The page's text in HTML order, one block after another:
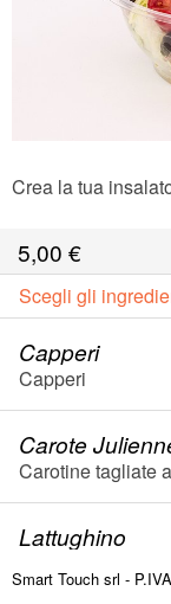
Crea la tua
5,00 €
Scegli gli
Capperi
Capperi
Carote
Carotine tagliate
Lattughino